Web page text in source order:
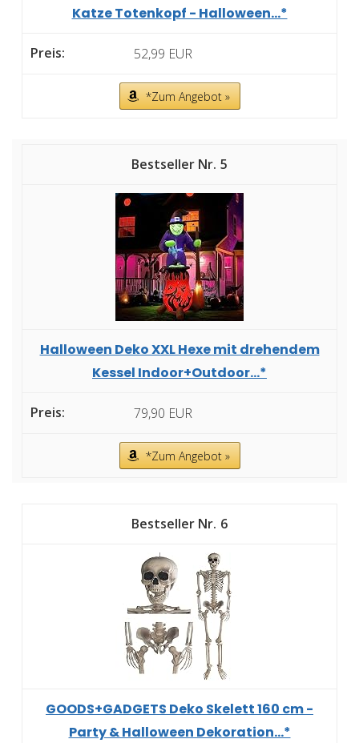
Katze Totenkopf - Halloween...*
52,99 EUR
*Zum Angebot »
5
Halloween Deko XXL Hexe mit drehendem
Kessel Indoor+Outdoor...*
79,90 EUR
*Zum Angebot »
6
GOODS+GADGETS Deko Skelett 160 cm -
Party & Halloween Dekoration...*